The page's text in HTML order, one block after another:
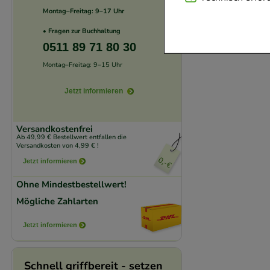
Website
verzichtet werden
Montag–Freitag: 9–17 Uhr
• Fragen zur Buchhaltung
0511 89 71 80 30
Montag–Freitag: 9–15 Uhr
Jetzt informieren
Versandkostenfrei
Ab 49,99 € Bestellwert entfallen die
Versandkosten von 4,99 € !
Jetzt informieren
Ohne Mindestbestellwert!
Mögliche Zahlarten
Jetzt informieren
Schnell griffbereit - setzen